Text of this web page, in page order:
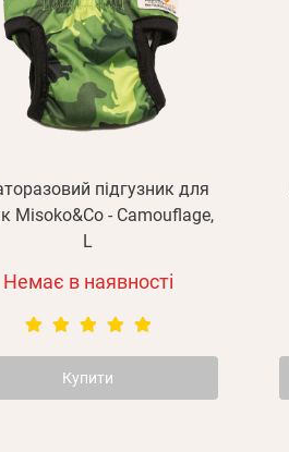
підгузник для
Misoko&Co - Camouflage,
L
Немає в наявності
Купити